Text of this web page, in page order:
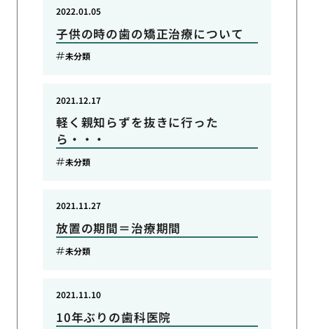
子供の時の歯の矯正治療について
2022.01.05
未分類
軽く親知らずを抜きに行った
ら・・・
2021.12.17
未分類
放置の期間＝治療期間
2021.11.27
未分類
10年ぶりの歯科医院
2021.11.10